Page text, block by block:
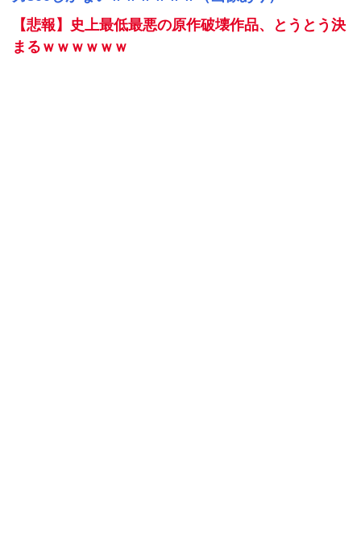
【悲報】史上最低最悪の原作破壊作品、とうとう決
まるｗｗｗｗｗｗ